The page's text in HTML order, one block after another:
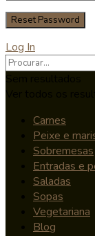
Log In
Carnes
Peixe e
Sobremesas
Entradas e
Saladas
Sopas
Vegetariana
Blog